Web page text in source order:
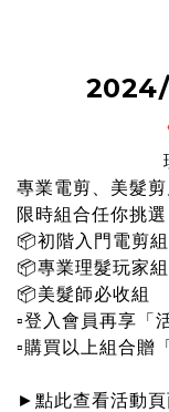
專業電剪、美髮剪
限時組合任你挑選
📦初階入門電剪組
📦專業理髮玩家組
📦美髮師必收組
▫️登入會員再享「
▫️購買以上組合贈
► 點此查看活動